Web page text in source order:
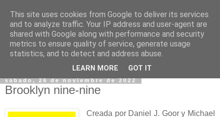
sábado, 26 de noviembre de 2022
Brooklyn nine-nine
Creada por Daniel J. Goor y Michael
This site uses cookies from Google to deliver its services
and to analyze traffic. Your IP address and user-agent are
shared with Google along with performance and security
metrics to ensure quality of service, generate usage
statistics, and to detect and address abuse.
LEARN MORE GOT IT